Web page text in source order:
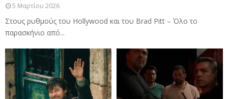
5 Μαρτίου 2026
Στους ρυθμούς του Hollywood και του Brad Pitt – Όλο το
παρασκήνιο από...